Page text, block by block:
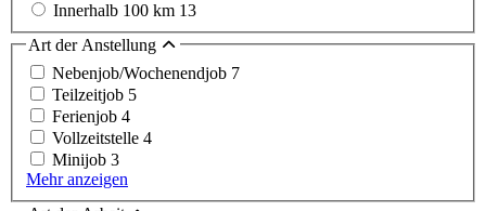
Innerhalb 100 km 13
Art der Anstellung
Nebenjob/Wochenendjob 7
Teilzeitjob 5
Ferienjob 4
Vollzeitstelle 4
Minijob 3
Mehr anzeigen